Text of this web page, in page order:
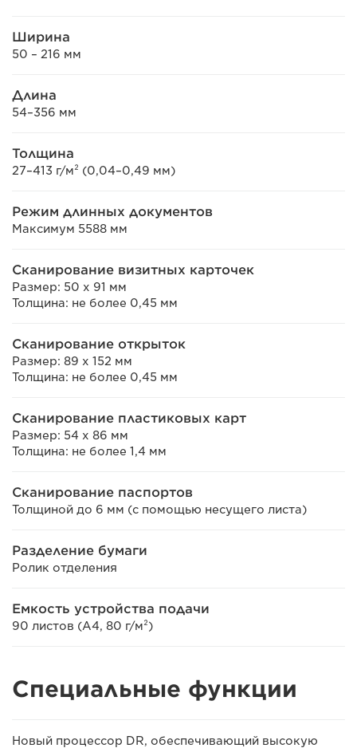
Ширина
50 – 216 мм
Длина
54–356 мм
Толщина
27–413 г/м² (0,04–0,49 мм)
Режим длинных документов
Максимум 5588 мм
Сканирование визитных карточек
Размер: 50 x 91 мм
Толщина: не более 0,45 мм
Сканирование открыток
Размер: 89 x 152 мм
Толщина: не более 0,45 мм
Сканирование пластиковых карт
Размер: 54 x 86 мм
Толщина: не более 1,4 мм
Сканирование паспортов
Толщиной до 6 мм (с помощью несущего листа)
Разделение бумаги
Ролик отделения
Емкость устройства подачи
90 листов (A4, 80 г/м²)
Специальные функции
Новый процессор DR, обеспечивающий высокую